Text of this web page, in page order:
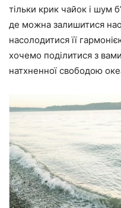
тільки крик чайок і шум
де можна залишитися
насолодитися її
хочемо поділитися з
натхненної свободою